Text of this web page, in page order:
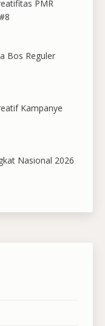
PMR
Bos Reguler
Kampanye
Nasional 2026